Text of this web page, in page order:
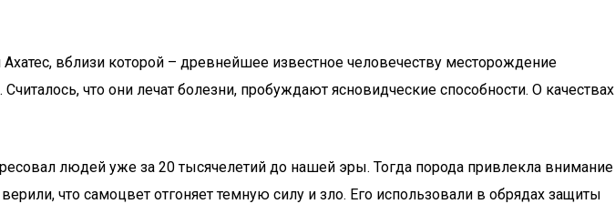
вблизи которой – древнейшее известное человечеству месторождение
что они лечат болезни, пробуждают ясновидческие способности. О качествах
людей уже за 20 тысячелетий до нашей эры. Тогда порода привлекла внимание
что самоцвет отгоняет темную силу и зло. Его использовали в обрядах защиты